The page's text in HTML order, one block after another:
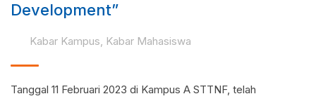
Development”
Kabar Kampus, Kabar Mahasiswa
Tanggal 11 Februari 2023 di Kampus A STTNF, telah